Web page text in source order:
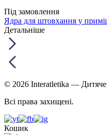
Під замовлення
Ядра для штовхання у
Детальніше
© 2026 Interatletika — Дитяче
Всі права захищені.
Кошик